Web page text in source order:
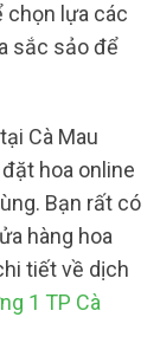
chọn lựa các
sắc sảo để
Cà Mau
hoa online
Bạn rất có
hàng hoa
tiết về dịch
1 TP Cà